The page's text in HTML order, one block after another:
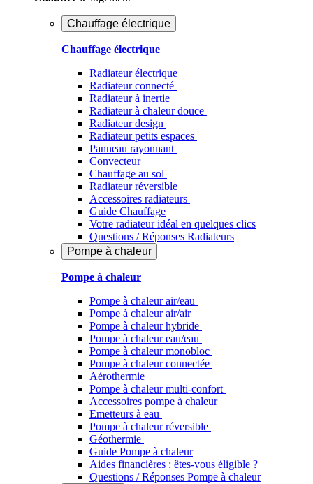
Chauffage électrique
Chauffage électrique
Radiateur électrique
Radiateur connecté
Radiateur à inertie
Radiateur à chaleur douce
Radiateur design
Radiateur petits espaces
Panneau rayonnant
Convecteur
Chauffage au sol
Radiateur réversible
Accessoires radiateurs
Guide Chauffage
Votre radiateur idéal en quelques clics
Questions / Réponses Radiateurs
Pompe à chaleur
Pompe à chaleur
Pompe à chaleur air/eau
Pompe à chaleur air/air
Pompe à chaleur hybride
Pompe à chaleur​ eau/eau
Pompe à chaleur monobloc
Pompe à chaleur connectée
Aérothermie
Pompe à chaleur multi-confort
Accessoires pompe à chaleur
Emetteurs à eau
Pompe à chaleur réversible
Géothermie
Guide Pompe à chaleur
Aides financières : êtes-vous éligible ?
Questions / Réponses Pompe à chaleur